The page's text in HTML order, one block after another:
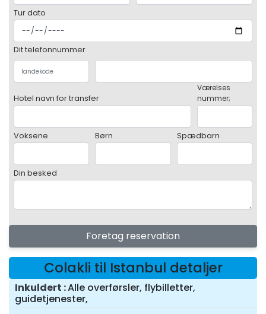
Tur dato
Dit telefonnummer
Hotel navn for transfer
Værelses
nummer;
Voksene Børn Spædbarn
Din besked
Foretag reservation
Colakli til Istanbul detaljer
Inkuldert Alle overførsler, flybilletter,
guidetjenester,